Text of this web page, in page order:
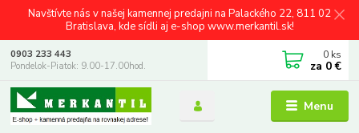
Navštívte nás v našej kamennej predajni na Palackého 22, 811 02
Bratislava, kde sídli aj e-shop www.merkantil.sk!
Menu
0903 233 443
Pondelok-Piatok: 9.00-17.00hod.
0 ks
za 0 €